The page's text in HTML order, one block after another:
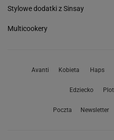
Stylowe dodatki z Sinsay
Multicookery
Avanti Kobieta Haps
Edziecko
Poczta Newsletter